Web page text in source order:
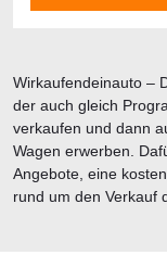
Wirkaufendeinauto –
der auch gleich
verkaufen und dann
Wagen erwerben.
Angebote, eine
rund um den Verkauf